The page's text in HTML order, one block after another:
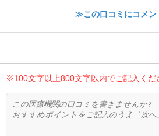
≫この口コミにコメン
※100文字以上800文字以内でご記入くだ